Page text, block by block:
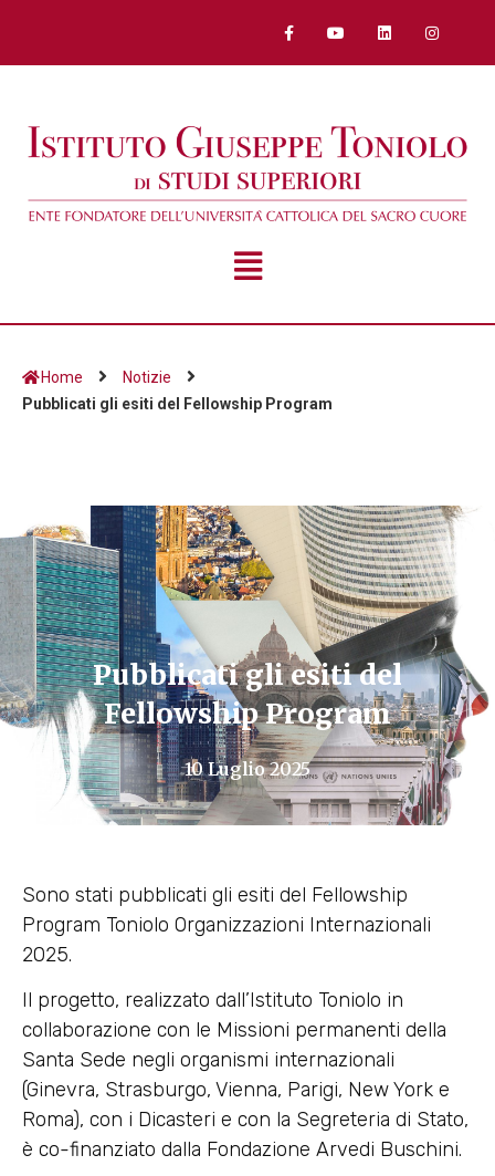
Home
Notizie
Pubblicati gli esiti del Fellowship Program
Pubblicati gli esiti del
Fellowship Program
10 Luglio 2025
Sono stati pubblicati gli esiti del Fellowship
Program Toniolo Organizzazioni Internazionali
2025.
Il progetto, realizzato dall’Istituto Toniolo in
collaborazione con le Missioni permanenti della
Santa Sede negli organismi internazionali
(Ginevra, Strasburgo, Vienna, Parigi, New York e
Roma), con i Dicasteri e con la Segreteria di Stato,
è co-finanziato dalla Fondazione Arvedi Buschini.